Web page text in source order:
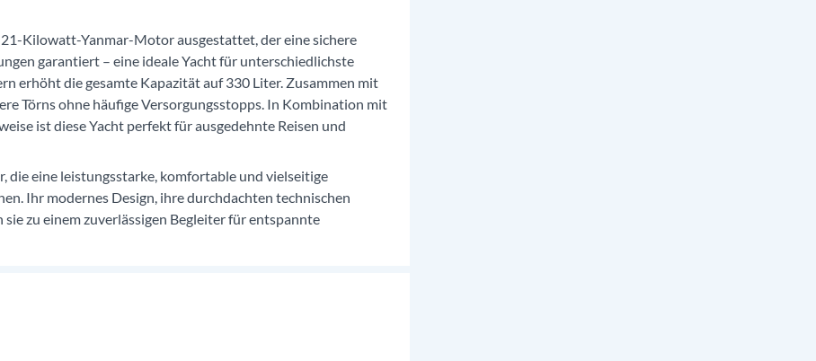
Kilowatt-Yanmar-Motor ausgestattet, der eine sichere
garantiert – eine ideale Yacht für unterschiedlichste
erhöht die gesamte Kapazität auf 330 Liter. Zusammen mit
Törns ohne häufige Versorgungsstopps. In Kombination mit
ist diese Yacht perfekt für ausgedehnte Reisen und
die eine leistungsstarke, komfortable und vielseitige
Ihr modernes Design, ihre durchdachten technischen
zu einem zuverlässigen Begleiter für entspannte